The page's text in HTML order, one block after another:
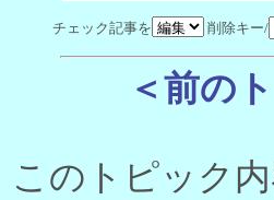
チェック記事を 削除キー/
＜前の
このトピック